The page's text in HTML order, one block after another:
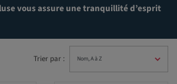
vous assure une tranquillité d’esprit
Trier par :